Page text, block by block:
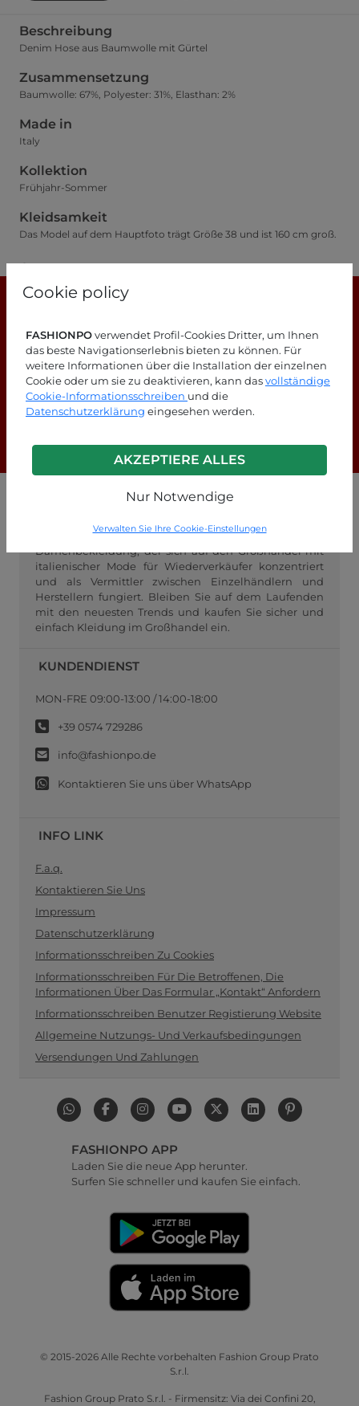
Cookie policy
FASHIONPOverwendet Profil-Cookies Dritter, um Ihnen
das beste Navigationserlebnis bieten zu können. Für
weitere Informationen über die Installation der einzelnen
Cookie oder um sie zu deaktivieren, kann dasvollständige
Cookie-Informationsschreiben und die
Datenschutzerklärung eingesehen werden.
AKZEPTIERE ALLES
Nur Notwendige
Verwalten Sie Ihre Cookie-Einstellungen
Beschreibung
Denim Hose aus Baumwolle mit Gürtel
Zusammensetzung
Baumwolle: 67%, Polyester: 31%, Elasthan: 2%
Made in
Italy
Kollektion
Frühjahr-Sommer
Kleidsamkeit
Das Model auf dem Hauptfoto trägt Größe 38 und ist 160 cm groß.
Suchen Sie nach Antworten?
Schauen Sie sich unsere FAQ-Seite an!
FashionPo.com ist ein Online-Großhändler für
Damenbekleidung, der sich auf den Großhandel mit
italienischer Mode für Wiederverkäufer konzentriert
und als Vermittler zwischen Einzelhändlern und
Herstellern fungiert. Bleiben Sie auf dem Laufenden
mit den neuesten Trends und kaufen Sie sicher und
einfach Kleidung im Großhandel ein.
KUNDENDIENST
MON-FRE 09:00-13:00 / 14:00-18:00
+39 0574 729286
info@fashionpo.de
Kontaktieren Sie uns über WhatsApp
INFO LINK
F.a.q.
Kontaktieren Sie Uns
Impressum
Datenschutzerklärung
Informationsschreiben Zu Cookies
Informationsschreiben Für Die Betroffenen, Die
Informationen Über Das Formular „Kontakt“ Anfordern
Informationsschreiben Benutzer Registierung Website
Allgemeine Nutzungs- Und Verkaufsbedingungen
Versendungen Und Zahlungen
FASHIONPO APP
Laden Sie die neue App herunter.
Surfen Sie schneller und kaufen Sie einfach.
© 2015-2026 Alle Rechte vorbehalten Fashion Group Prato
S.r.l.
Fashion Group Prato S.r.l. - Firmensitz: Via dei Confini 20,